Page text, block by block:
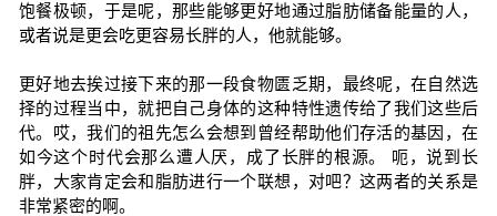
饱餐极顿，于是呢，那些能够更好地通过脂肪储备能量的人，
或者说是更会吃更容易长胖的人，他就能够。
更好地去挨过接下来的那一段食物匮乏期，最终呢，在自然选
择的过程当中，就把自己身体的这种特性遗传给了我们这些后
代。哎，我们的祖先怎么会想到曾经帮助他们存活的基因，在
如今这个时代会那么遭人厌，成了长胖的根源。 呃，说到长
胖，大家肯定会和脂肪进行一个联想，对吧？这两者的关系是
非常紧密的啊。